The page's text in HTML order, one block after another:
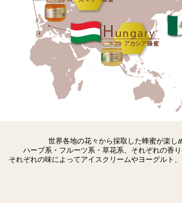
世界各地の花々から採取した蜂蜜が楽し
ハーブ系・フルーツ系・草花系、それぞれの香
それぞれの味によってアイスクリームやヨーグルト